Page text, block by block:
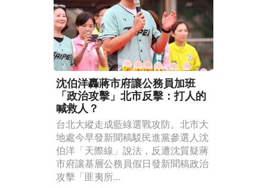
沈伯洋轟蔣市府讓公務員加班
「政治攻擊」北市反擊：打人的
喊救人？
台北大縱走成藍綠選戰攻防。北市大
地處今早發新聞稿駁民進黨參選人沈
伯洋「天際線」說法，反遭沈質疑蔣
市府讓基層公務員假日發新聞稿政治
攻擊「匪夷所...